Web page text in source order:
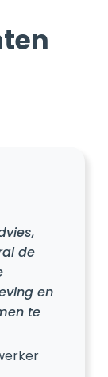
de
en
te